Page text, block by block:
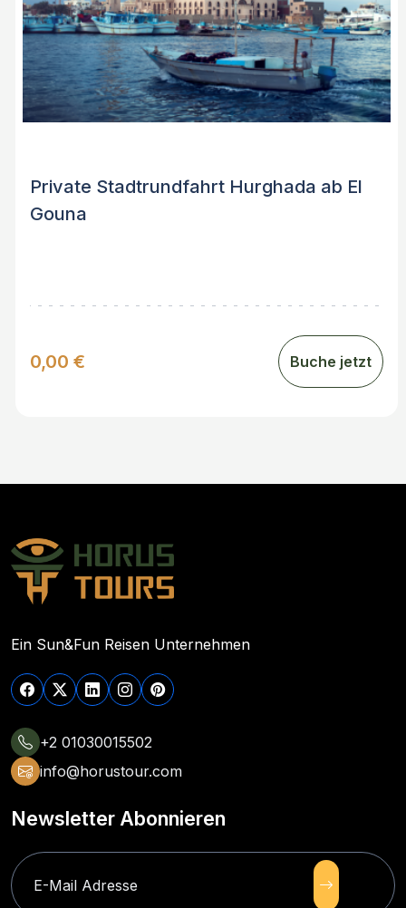
Private Stadtrundfahrt Hurghada ab El
Gouna
0,00 € Buche jetzt
Ein Sun&Fun Reisen Unternehmen
+2 01030015502
info@horustour.com
Newsletter Abonnieren